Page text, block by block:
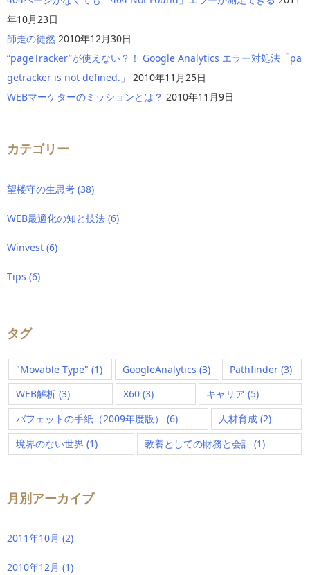
年10月23日
師走の徒然 2010年12月30日
“pageTracker”が使えない？！ Google Analytics エラー対処法「pa
getracker is not defined.」
2010年11月25日
WEBマーケターのミッションとは？ 2010年11月9日
カテゴリー
望楼守の生思考 (38)
WEB最適化の知と技法 (6)
Winvest (6)
Tips (6)
タグ
"Movable Type" (1) GoogleAnalytics (3) Pathfinder (3)
WEB解析 (3) X60(3) キャリア (5)
バフェットの手紙（2009年度版）
(6) 人材育成 (2)
境界のない世界 (1) 教養としての財務と会計 (1)
月別アーカイブ
2011年10月 (2)
2010年12月 (1)